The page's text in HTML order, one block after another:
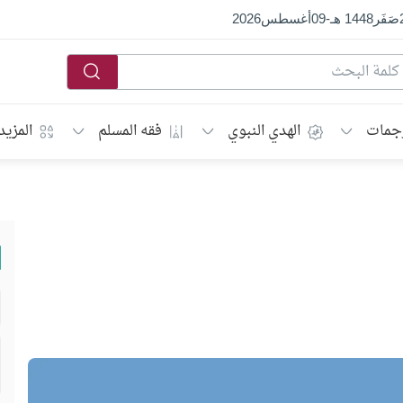
صَفَر1448 هـ -
09أغسطس2026
الهدي النبوي فقه المسلم